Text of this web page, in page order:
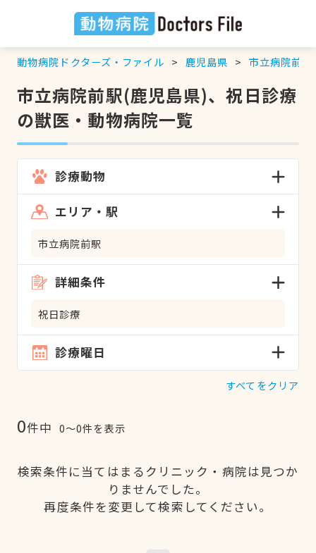
動物病院ドクターズ・ファイル 鹿児島県 市立病院前駅
市立病院前駅(鹿児島県)、祝日診療
の獣医・動物病院一覧
診療動物
エリア・駅
市立病院前駅
詳細条件
祝日診療
診療曜日
すべてをクリア
0件中 0〜0件を表示
検索条件に当てはまるクリニック・病院は見つか
りませんでした。
再度条件を変更して検索してください。